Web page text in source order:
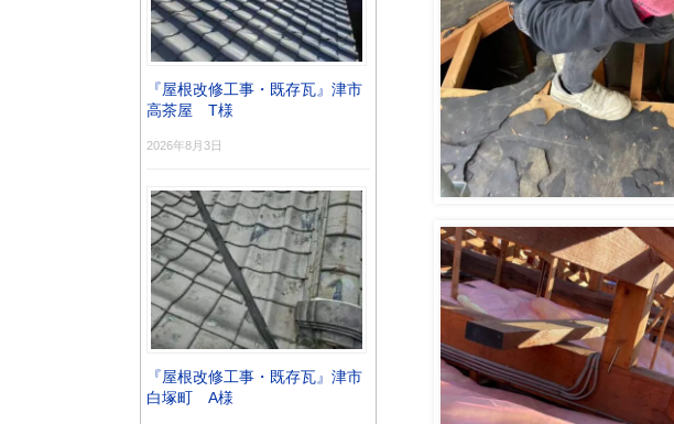
『屋根改修工事・既存瓦』津市
高茶屋 T様
2026年8月3日
『屋根改修工事・既存瓦』津市
白塚町 A様